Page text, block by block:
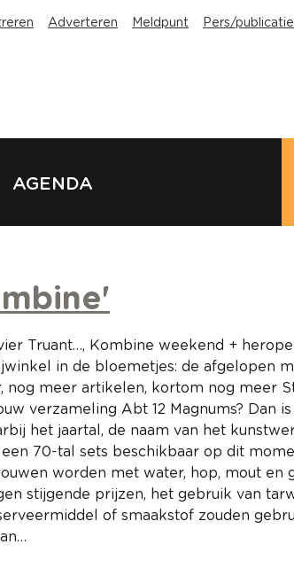
Adverteren Meldpunt Pers/
AGENDA
Truant…, Kombine weekend +
in de bloemetjes: de afgelopen
meer artikelen, kortom nog meer
verzameling Abt 12 Magnums? Dan
het jaartal, de naam van het
70-tal sets beschikbaar op dit
worden met water, hop, mout en
stijgende prijzen, het gebruik van
of smaakstof zouden